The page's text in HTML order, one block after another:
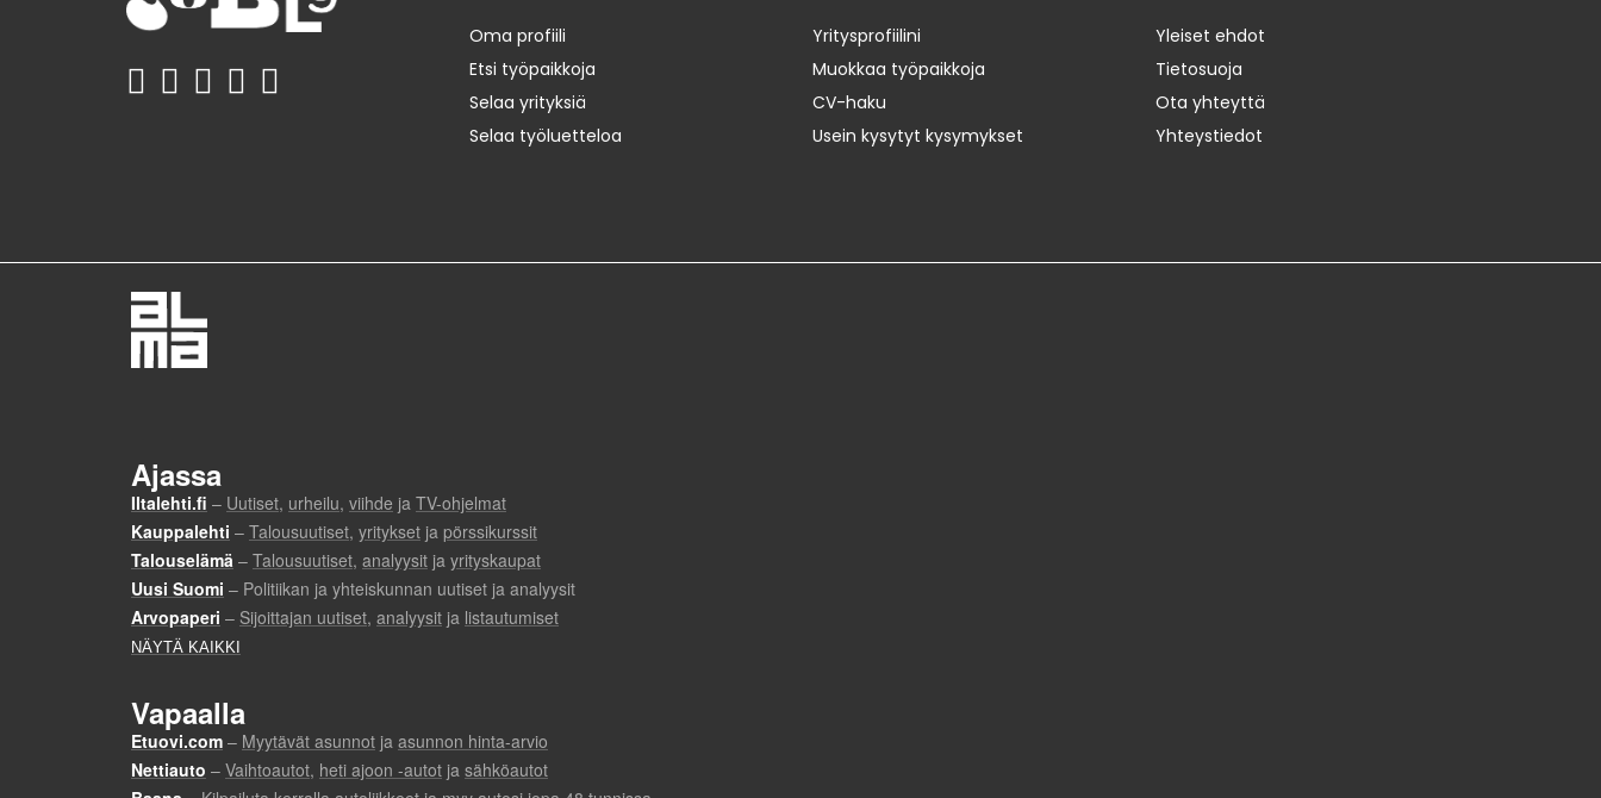
Oma profiili
Etsi työpaikkoja
Selaa yrityksiä
Selaa työluetteloa
Yritysprofiilini
Muokkaa työpaikkoja
CV-haku
Usein kysytyt kysymykset
Yleiset ehdot
Tietosuoja
Ota yhteyttä
Yhteystiedot